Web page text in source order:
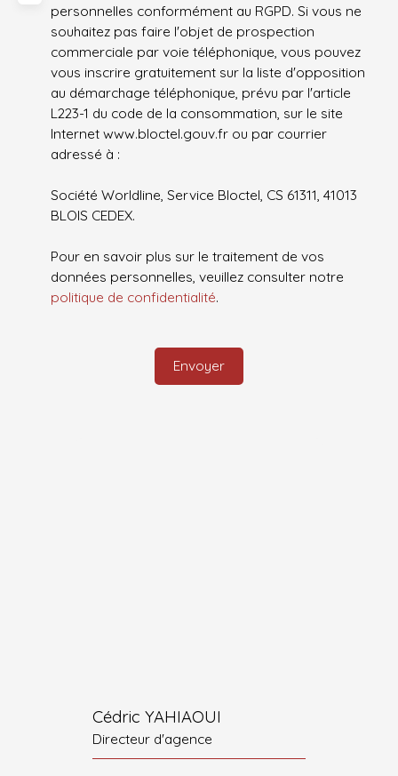
personnelles conformément au RGPD. Si vous ne
souhaitez pas faire l'objet de prospection
commerciale par voie téléphonique, vous pouvez
vous inscrire gratuitement sur la liste d'opposition
au démarchage téléphonique, prévu par l'article
L223-1 du code de la consommation, sur le site
Internet www.bloctel.gouv.fr ou par courrier
adressé à :
Société Worldline, Service Bloctel, CS 61311, 41013
BLOIS CEDEX.
Pour en savoir plus sur le traitement de vos
données personnelles, veuillez consulter notre
politique de confidentialité.
Envoyer
Cédric YAHIAOUI
Directeur d'agence